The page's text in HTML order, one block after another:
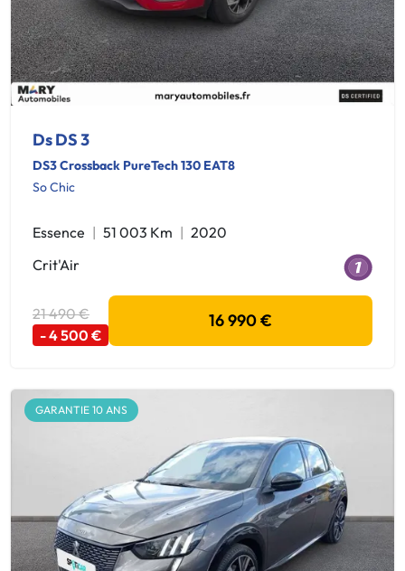
Ds DS 3
DS3 Crossback PureTech 130 EAT8
So Chic
Essence 51 003 Km
2020
Crit'Air
21 490 €
- 4 500 €
16 990 €
GARANTIE 10 ANS